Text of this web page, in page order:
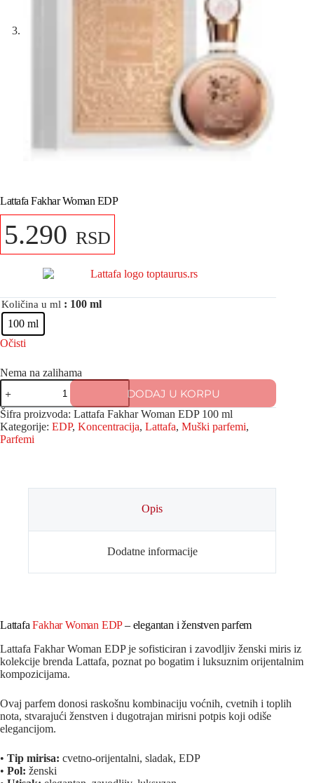
Lattafa Fakhar Woman EDP
5.290 RSD
Količina u ml : 100 ml
100 ml
Očisti
Nema na zalihama
DODAJ U KORPU
Šifra proizvoda: Lattafa Fakhar Woman EDP 100 ml
Kategorije: EDP, Koncentracija, Lattafa, Muški parfemi,
Parfemi
Opis
Dodatne informacije
LattafaFakhar Woman EDP– elegantan i ženstven parfem
Lattafa Fakhar Woman EDP je sofisticiran i zavodljiv ženski miris iz
kolekcije brenda Lattafa, poznat po bogatim i luksuznim orijentalnim
kompozicijama.
Ovaj parfem donosi raskošnu kombinaciju voćnih, cvetnih i toplih
nota, stvarajući ženstven i dugotrajan mirisni potpis koji odiše
elegancijom.
• Tip mirisa: cvetno-orijentalni, sladak, EDP
• Pol: ženski